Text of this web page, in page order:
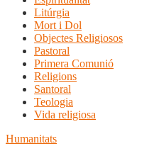
Litúrgia
Mort i Dol
Objectes Religiosos
Pastoral
Primera Comunió
Religions
Santoral
Teologia
Vida religiosa
Humanitats